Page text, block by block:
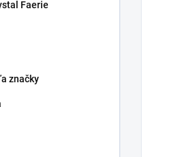
Faerie
značky